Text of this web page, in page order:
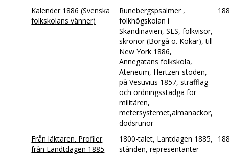
Kalender 1886 (Svenska
folkskolans vänner)
Runebergspsalmer ,
folkhögskolan i
Skandinavien, SLS, folkvisor,
skrönor (Borgå o. Kökar), till
New York 1886,
Annegatans folkskola,
Ateneum, Hertzen-stoden,
på Vesuvius 1857, strafflag
och ordningsstadga för
militären,
metersystemet,almanackor,
dödsrunor
Från läktaren. Profiler
från Landtdagen 1885
1800-talet, Lantdagen 1885,
stånden, representanter